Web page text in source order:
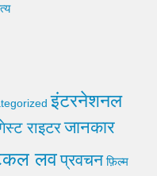
इंटरनेशनल
राइटरजानकार
लवप्रवचन फ़िल्म